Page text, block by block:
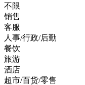
不限
销售
客服
人事/行政/后勤
餐饮
旅游
酒店
超市/百货/零售